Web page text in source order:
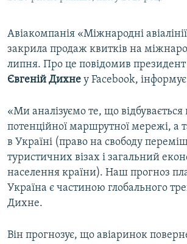
Усі сайти RFE/RL
Авіакомпанія «Міжнародні
закрила продаж квитків на
липня. Про це повідомив президент
Євгеній Дихне у Facebook, інформує
«Ми аналізуємо те, що
потенційної маршрутної мережі, а
в Україні (право на свободу
туристичних візах і загальний
населення країни). Наш прогноз
Україна є частиною глобального
Дихне.
Він прогнозує, що авіаринок